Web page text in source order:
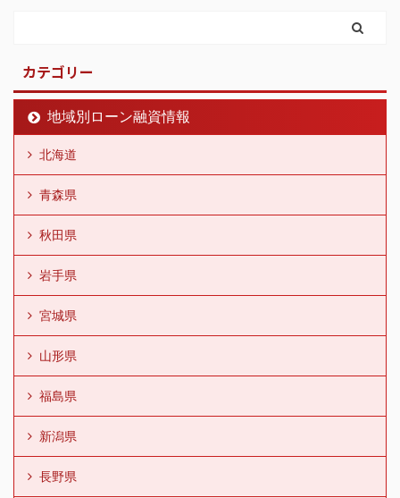
カテゴリー
地域別ローン融資情報
北海道
青森県
秋田県
岩手県
宮城県
山形県
福島県
新潟県
長野県